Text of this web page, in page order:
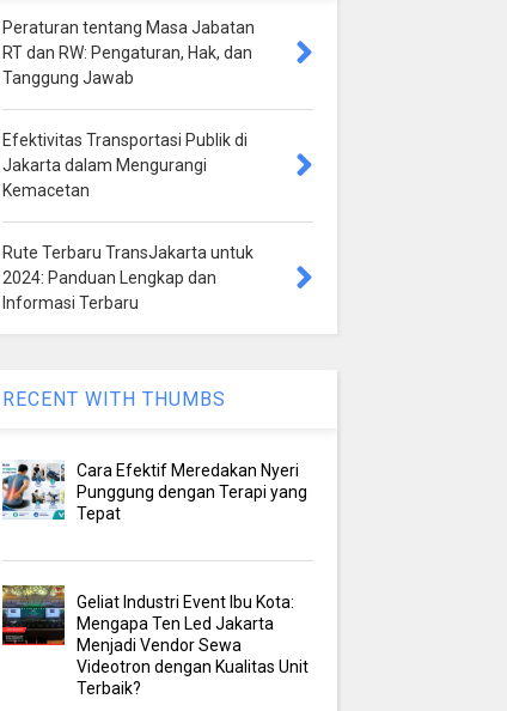
Peraturan tentang Masa Jabatan
RT dan RW: Pengaturan, Hak, dan
Tanggung Jawab
Efektivitas Transportasi Publik di
Jakarta dalam Mengurangi
Kemacetan
Rute Terbaru TransJakarta untuk
2024: Panduan Lengkap dan
Informasi Terbaru
RECENT WITH THUMBS
Cara Efektif Meredakan Nyeri
Punggung dengan Terapi yang
Tepat
Geliat Industri Event Ibu Kota:
Mengapa Ten Led Jakarta
Menjadi Vendor Sewa
Videotron dengan Kualitas Unit
Terbaik?